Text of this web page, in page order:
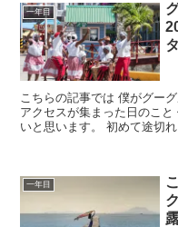
一年目
こちらの記事では 僕がグー
アクセスが集まった日のこ
いと思います。 初めて途切れることなくアクセスが来た日のこと そ
一年目